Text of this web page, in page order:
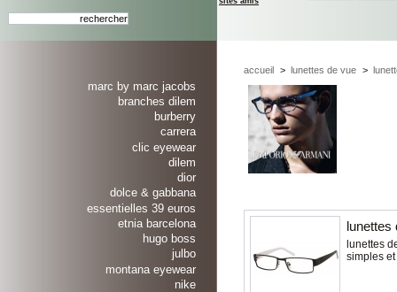
marc by marc jacobs
branches dilem
burberry
carrera
clic eyewear
dilem
dior
dolce & gabbana
essentielles 39 euros
etnia barcelona
hugo boss
julbo
montana eyewear
nike
accueil > lunettes de vue >
lunettes
simples